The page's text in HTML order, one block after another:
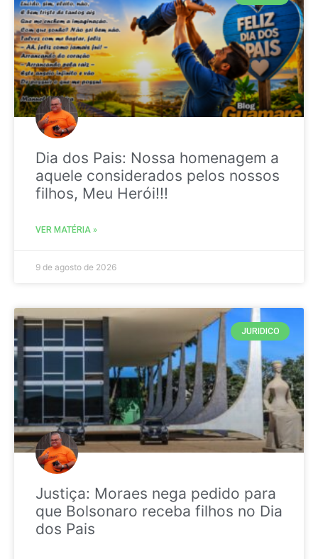
Dia dos Pais: Nossa homenagem a
aquele considerados pelos nossos
filhos, Meu Herói!!!
VER MATÉRIA »
9 de agosto de 2026
JURIDICO
Justiça: Moraes nega pedido para
que Bolsonaro receba filhos no Dia
dos Pais